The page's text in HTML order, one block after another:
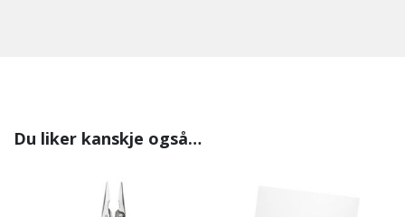
Du liker kanskje også…